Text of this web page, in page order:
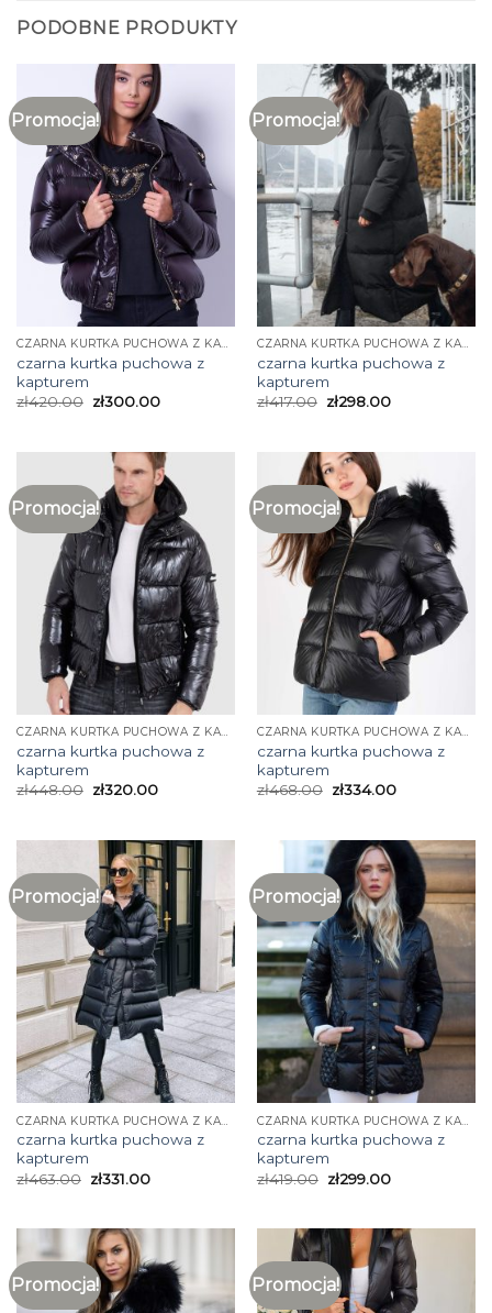
PODOBNE PRODUKTY
Promocja!
CZARNA KURTKA PUCHOWA Z KAPTUREM
czarna kurtka puchowa z
kapturem
zł420.00 zł300.00
Promocja!
CZARNA KURTKA PUCHOWA Z KAPTUREM
czarna kurtka puchowa z
kapturem
zł417.00 zł298.00
Promocja!
CZARNA KURTKA PUCHOWA Z KAPTUREM
czarna kurtka puchowa z
kapturem
zł448.00 zł320.00
Promocja!
CZARNA KURTKA PUCHOWA Z KAPTUREM
czarna kurtka puchowa z
kapturem
zł468.00 zł334.00
Promocja!
czarna kurtka puchowa z
kapturem
zł463.00 zł331.00
Promocja!
czarna kurtka puchowa z
kapturem
zł419.00 zł299.00
Promocja! Promocja!